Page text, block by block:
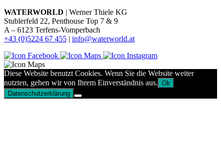
WATERWORLD | Werner Thiele KG
Stublerfeld 22, Penthouse Top 7 & 9
A – 6123 Terfens-Vomperbach
+43 (0)5224 67 455 | info@waterworld.at
Diese Website benutzt Cookies. Wenn Sie die Website weiter
nutzten, gehen wir von Ihrem Einverständnis aus. Ok
Datenschutzerklärung